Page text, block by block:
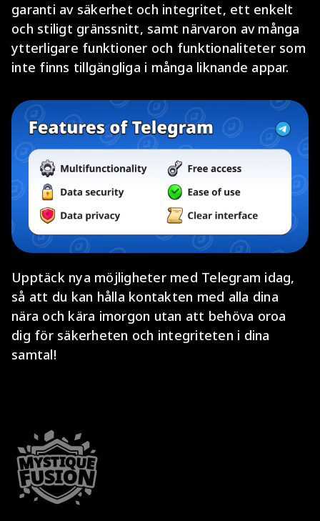
garanti av säkerhet och integritet, ett enkelt
och stiligt gränssnitt, samt närvaron av många
ytterligare funktioner och funktionaliteter som
inte finns tillgängliga i många liknande appar.
Upptäck nya möjligheter med Telegram idag,
så att du kan hålla kontakten med alla dina
nära och kära imorgon utan att behöva oroa
dig för säkerheten och integriteten i dina
samtal!